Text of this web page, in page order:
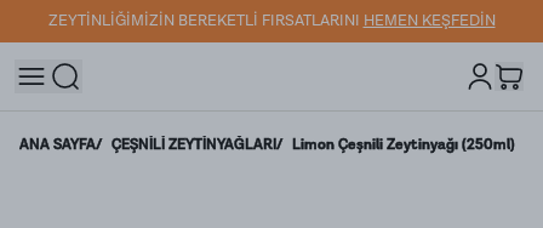
ZEYTİNLİĞİMİZİN BEREKETLİ FIRSATLARINI HEMEN KEŞFEDİN
ANA SAYFA/ ÇEŞNİLİ ZEYTİNYAĞLARI/ Limon Çeşnili Zeytinyağı (250ml)